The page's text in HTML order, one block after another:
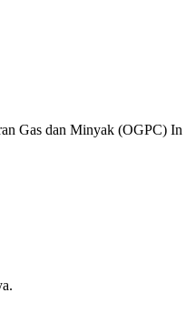
Gas dan Minyak (OGPC) In